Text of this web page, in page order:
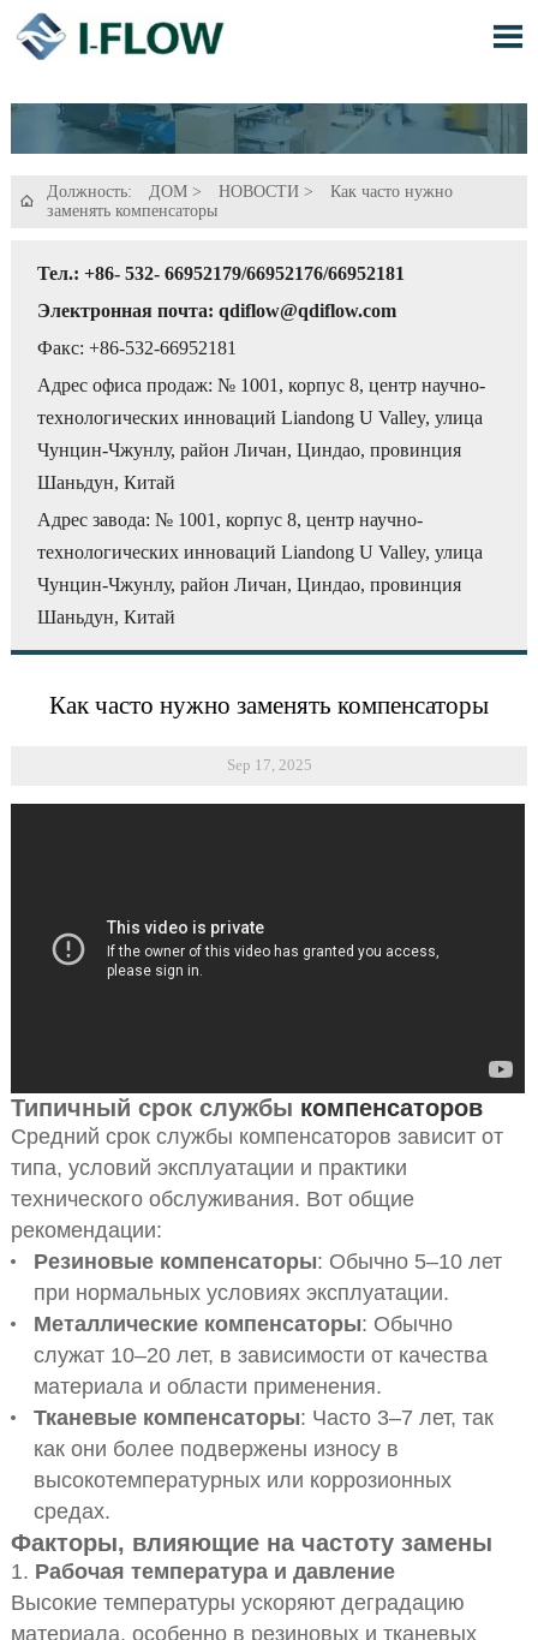


Должность: ДОМ> НОВОСТИ>
Как часто нужно
заменять компенсаторы
Тел.: +86- 532- 66952179/66952176/66952181
Электронная почта: qdiflow@qdiflow.com
Факс: +86-532-66952181
Адрес офиса продаж: № 1001, корпус 8, центр научно-
технологических инноваций Liandong U Valley, улица
Чунцин-Чжунлу, район Личан, Циндао, провинция
Шаньдун, Китай
Адрес завода: № 1001, корпус 8, центр научно-
технологических инноваций Liandong U Valley, улица
Чунцин-Чжунлу, район Личан, Циндао, провинция
Шаньдун, Китай
Как часто нужно заменять компенсаторы
Sep 17, 2025
Типичный срок службы компенсаторов
Средний срок службы компенсаторов зависит от
типа, условий эксплуатации и практики
технического обслуживания. Вот общие
рекомендации:
Резиновые компенсаторы: Обычно 5–10 лет
при нормальных условиях эксплуатации.
Металлические компенсаторы: Обычно
служат 10–20 лет, в зависимости от качества
материала и области применения.
Тканевые компенсаторы: Часто 3–7 лет, так
как они более подвержены износу в
высокотемпературных или коррозионных
средах.
Факторы, влияющие на частоту замены
1. Рабочая температура и давление
Высокие температуры ускоряют деградацию
материала, особенно в резиновых и тканевых